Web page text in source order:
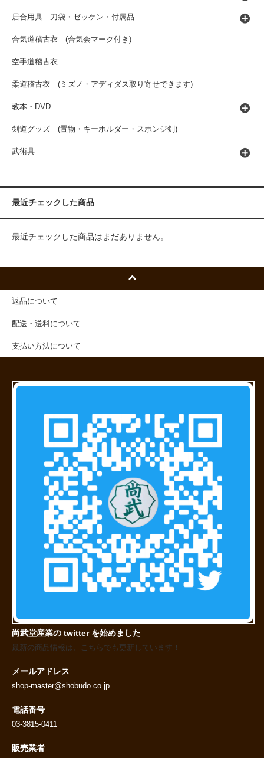
居合用具 刀袋・ゼッケン・付属品
合気道稽古衣 (合気会マーク付き)
空手道稽古衣
柔道稽古衣 (ミズノ・アディダス取り寄せできます)
教本・DVD
剣道グッズ (置物・キーホルダー・スポンジ剣)
武術具
最近チェックした商品
最近チェックした商品はまだありません。
返品について
配送・送料について
支払い方法について
尚武堂産業の twitter を始めました
最新の商品情報は、こちらでも更新しています！
メールアドレス
shop-master@shobudo.co.jp
電話番号
03-3815-0411
販売業者